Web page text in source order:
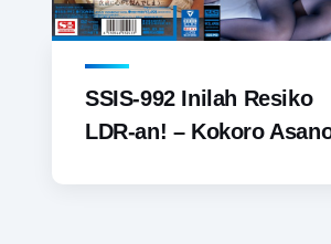
SSIS-992 Inilah Resiko
LDR-an! – Kokoro